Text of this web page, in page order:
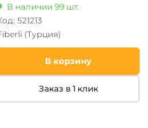
В наличии 99 шт.
521213
(Турция)
В корзину
Заказ в 1 клик